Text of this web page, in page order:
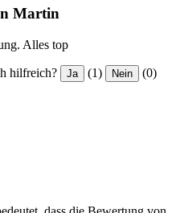
Martin
Alles top
hilfreich? Ja (1) Nein (0)